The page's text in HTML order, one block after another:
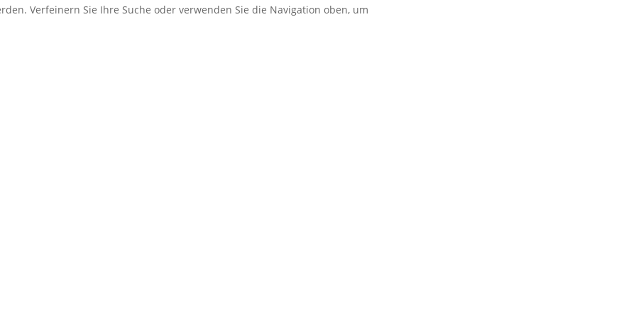
Verfeinern Sie Ihre Suche oder verwenden Sie die Navigation oben, um